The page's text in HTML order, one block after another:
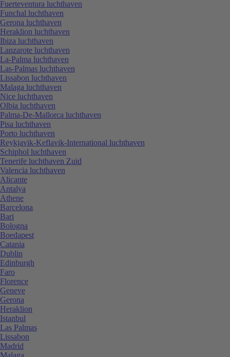
Fuerteventura luchthaven
Funchal luchthaven
Gerona luchthaven
Heraklion luchthaven
Ibiza luchthaven
Lanzarote luchthaven
La-Palma luchthaven
Las-Palmas luchthaven
Lissabon luchthaven
Malaga luchthaven
Nice luchthaven
Olbia luchthaven
Palma-De-Mallorca luchthaven
Pisa luchthaven
Porto luchthaven
Reykjavik-Keflavik-International luchthaven
Schiphol luchthaven
Tenerife luchthaven Zuid
Valencia luchthaven
Alicante
Antalya
Athene
Barcelona
Bari
Bologna
Boedapest
Catania
Dublin
Edinburgh
Faro
Florence
Geneve
Gerona
Heraklion
Istanbul
Las Palmas
Lissabon
Madrid
Malaga